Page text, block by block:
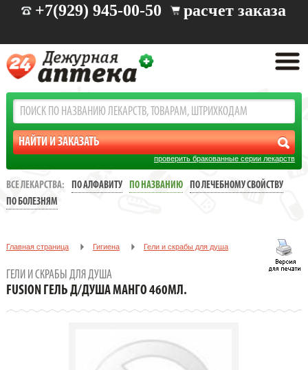
+7(929) 945-00-50 расчет заказа
проверить бракованные серии лекарств
ВСЕ ЛЕКАРСТВА: ПО АЛФАВИТУ ПО НАЗВАНИЮ
ПО ЛЕЧЕБНОМУ СВОЙСТВУ
ПО БОЛЕЗНЯМ
Главная страница Гигиена Гели и скрабы для душа
ГЕЛИ И СКРАБЫ ДЛЯ ДУША
FUSION ГЕЛЬ Д/ДУША МАНГО 460МЛ.